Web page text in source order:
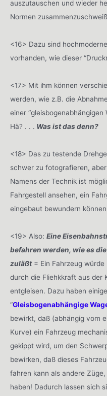
auszutauschen und wieder
Normen
<16> Dazu sind
vorhanden, wie dieser
<17> Mit ihm können
werden, wie z.B. die
einer
Hä? . . . Was ist das denn?
<18> Das zu testende
schwer zu fotografieren,
Namens der Technik ist
Fahrgestell ansehen, ein
eingebaut bewundern
<19> Also: Eine
befahren werden, wie es
zuläßt= Ein Fahrzeug würde
durch die Fliehkkraft aus der
entgleisen. Dazu haben
“Gleisbogenabhängige
bewirkt, daß (abhängig vom
Kurve) ein Fahrzeug
gekippt wird, um den
bewirken, daß dieses
fahren kann als andere
haben! Dadurch lassen sich